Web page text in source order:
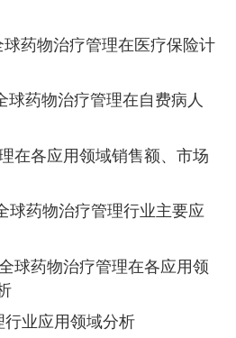
球药物治疗管理在医疗保险计
球药物治疗管理在自费病人
在各应用领域销售额、市场
球药物治疗管理行业主要应
球药物治疗管理在各应用领
业应用领域分析